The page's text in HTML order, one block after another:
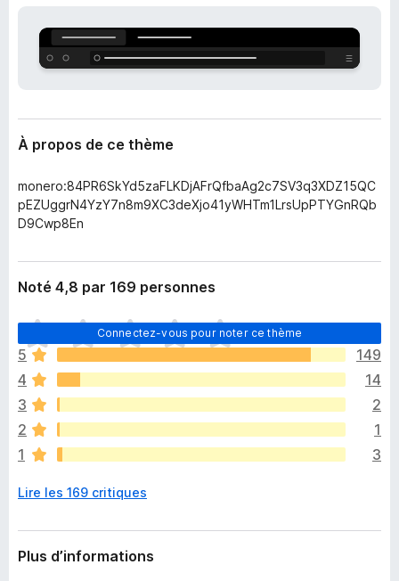
a
u
i
r
x
n
s
n
À propos de ce thème
monero:84PR6SkYd5zaFLKDjAFrQfbaAg2c7SV3q3XDZ15QC
pEZUggrN4YzY7n8m9XC3deXjo41yWHTm1LrsUpPTYGnRQb
D9Cwp8En
Noté 4,8 par 169 personnes
Connectez-vous pour noter ce thème
I
l
n
’
y
a
a
u
u
e
n
5
149
4
14
3
2
2
1
1
3
Lire les 169 critiques
Plus d’informations